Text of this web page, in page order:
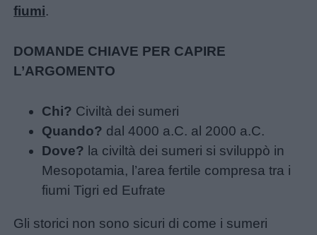
Menu
fiumi.
DOMANDE CHIAVE PER CAPIRE
L’ARGOMENTO
Chi? Civiltà dei sumeri
Quando? dal 4000 a.C. al 2000 a.C.
Dove? la civiltà dei sumeri si sviluppò in
Mesopotamia, l’area fertile compresa tra i
fiumi Tigri ed Eufrate
Gli storici non sono sicuri di come i sumeri